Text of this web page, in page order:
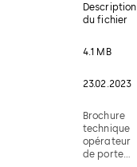
Description
du fichier
4.1 MB
23.02.2023
Brochure
technique
opérateur
de porte